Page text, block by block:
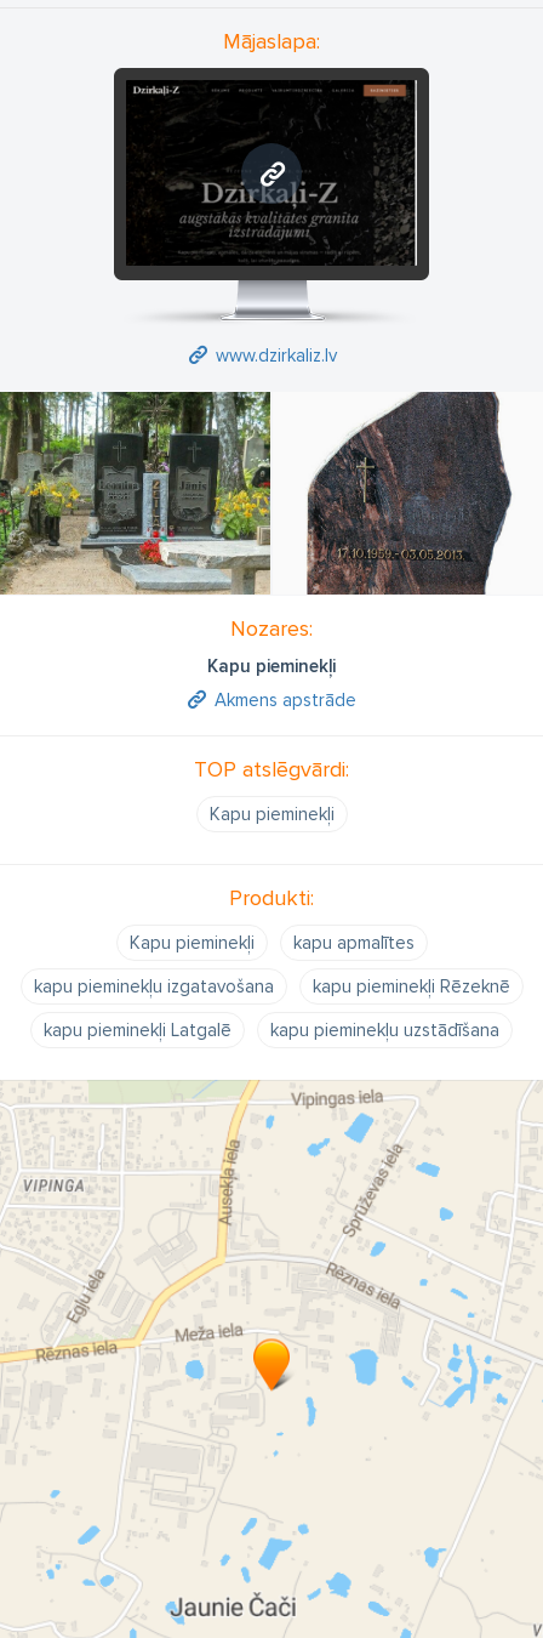
Mājaslapa:
www.dzirkaliz.lv
www.dzirkaliz.lv
Nozares:
Kapu pieminekļi
Akmens apstrāde
TOP atslēgvārdi:
Kapu pieminekļi
Produkti:
Kapu pieminekļi
kapu apmalītes
kapu pieminekļu izgatavošana
kapu pieminekļi Rēzeknē
kapu pieminekļi Latgalē
kapu pieminekļu uzstādīšana